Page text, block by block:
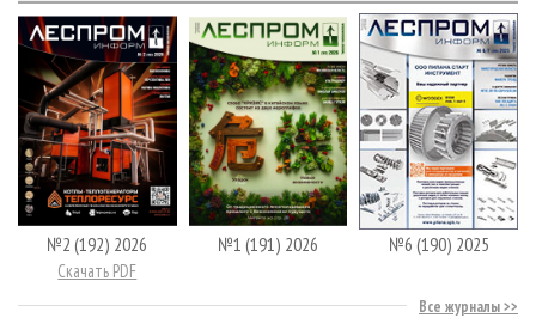
№2 (192) 2026
Скачать PDF
№1 (191) 2026 №6 (190) 2025
Все журналы